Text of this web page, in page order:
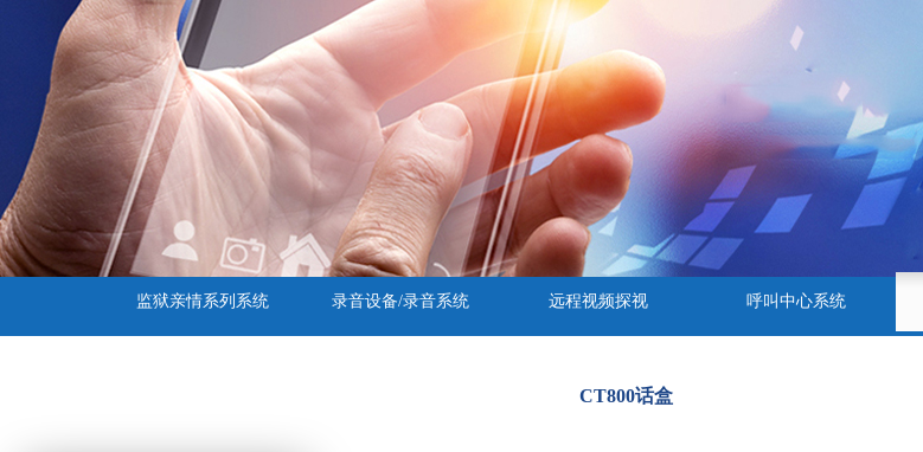
监狱亲情系列系统 录音设备/录音系统 远程视频探视 呼叫中心系统
CT800话盒